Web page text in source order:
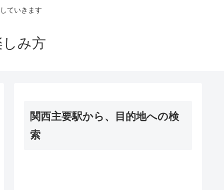
ていきます
み方
関西主要駅から、目的地への検
索